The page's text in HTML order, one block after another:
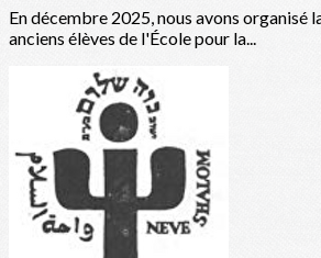
En décembre 2025, nous avons organisé
anciens élèves de l'École pour la...